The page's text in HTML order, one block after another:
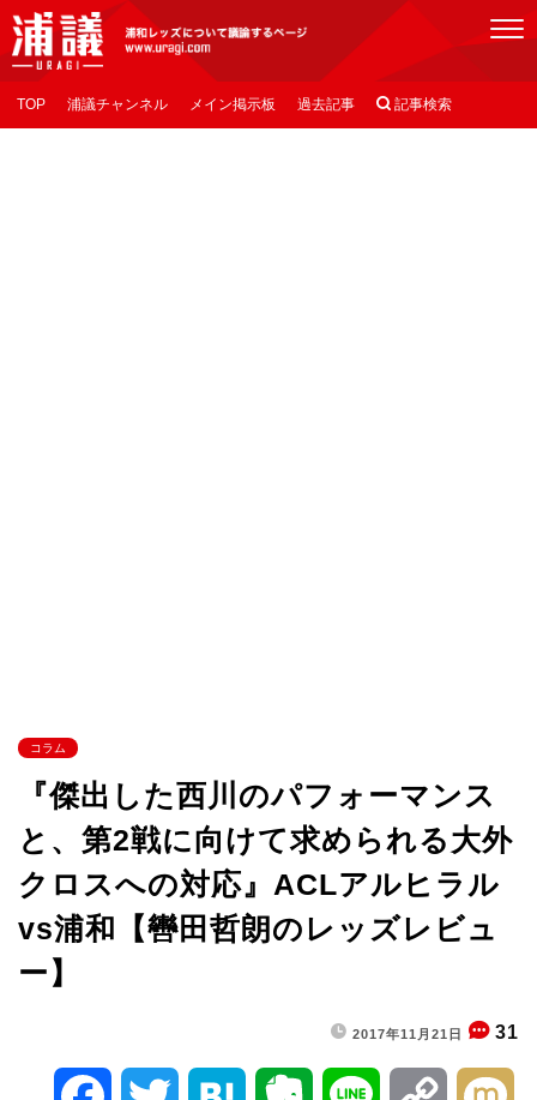
[浦議]浦和レッズについて議論するページ
TOP 浦議チャンネル メイン掲示板 過去記事  記事検索
コラム
『傑出した西川のパフォーマンス
と、第2戦に向けて求められる大外
クロスへの対応』ACLアルヒラル
vs浦和【轡田哲朗のレッズレビュ
ー】
2017年11月21日 31